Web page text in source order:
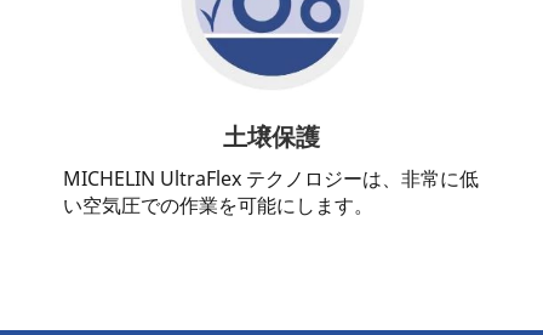
土壌保護
MICHELIN UltraFlex テクノロジーは、非常に低
い空気圧での作業を可能にします。